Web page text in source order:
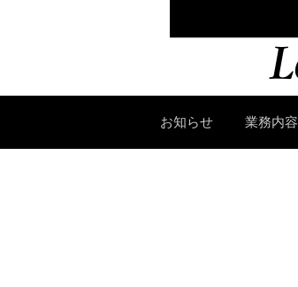
お知らせ 業務内容